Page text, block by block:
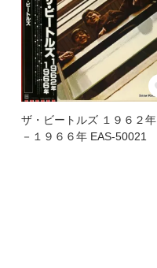
ザ・ビートルズ １９６２年
－１９６６年 EAS-50021